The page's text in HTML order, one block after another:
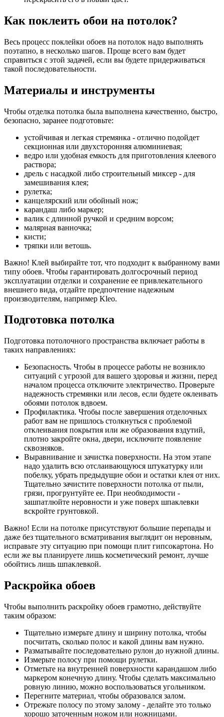
Как поклеить обои на потолок?
Весь процесс поклейки обоев на потолок надо выполнять
поэтапно, в несколько шагов. Проще всего вам будет
справиться с этой задачей, если вы будете придерживаться
такой последовательности.
Материалы и инструменты
Чтобы отделка потолка была выполнена качественно, быстро,
безопасно, заранее подготовьте:
устойчивая и легкая стремянка - отлично подойдет
секционная или двухсторонняя алюминиевая;
ведро или удобная емкость для приготовления клеевого
раствора;
дрель с насадкой либо строительный миксер - для
замешивания клея;
рулетка;
канцелярский или обойный нож;
карандаш либо маркер;
валик с длинной ручкой и средним ворсом;
малярная ванночка;
кисти;
тряпки или ветошь.
Важно! Клей выбирайте тот, что подходит к выбранному вами
типу обоев. Чтобы гарантировать долгосрочный период
эксплуатации отделки и сохранение ее привлекательного
внешнего вида, отдайте предпочтение надежным
производителям, например Kleo.
Подготовка потолка
Подготовка потолочного пространства включает работы в
таких направлениях:
Безопасность. Чтобы в процессе работы не возникло
ситуаций с угрозой для вашего здоровья и жизни, перед
началом процесса отключите электричество. Проверьте
надежность стремянки или лесов, если будете оклеивать
обоями потолок вдвоем.
Профилактика. Чтобы после завершения отделочных
работ вам не пришлось столкнуться с проблемой
отклеивания покрытия или же образования вздутий,
плотно закройте окна, двери, исключите появление
сквозняков.
Выравнивание и зачистка поверхности. На этом этапе
надо удалить всю отслаивающуюся штукатурку или
побелку, убрать предыдущие обои и остатки клея от них.
Тщательно зачистите поверхности потолка от пыли,
грязи, прогрунтуйте ее. При необходимости -
зашпатлюйте неровности и уже поверх шпаклевки
вскройте грунтовкой.
Важно! Если на потолке присутствуют большие перепады и
даже без тщательного всматривания выглядит он неровным,
исправьте эту ситуацию при помощи плит гипсокартона. Но
если же вы планируете лишь косметический ремонт, лучше
обойтись лишь шпаклевкой.
Раскройка обоев
Чтобы выполнить раскройку обоев грамотно, действуйте
таким образом:
Тщательно измерьте длину и ширину потолка, чтобы
посчитать, сколько полос и какой длины вам нужно.
Разматывайте последовательно рулон до нужной длины.
Измерьте полосу при помощи рулетки.
Отметьте на внутренней поверхности карандашом либо
маркером конечную длину. Чтобы сделать максимально
ровную линию, можно воспользоваться угольником.
Перегните материал, чтобы образовался залом.
Отрежьте полосу по этому залому - делайте это только
хорошо заточенным ножом или ножницами.